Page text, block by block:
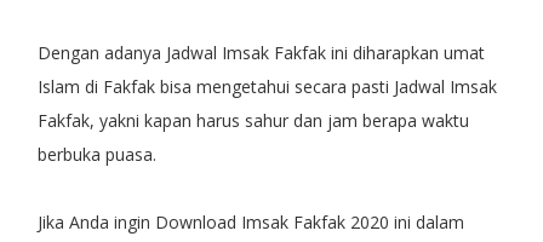
Dengan adanya Jadwal Imsak Fakfak ini diharapkan umat
Islam di Fakfak bisa mengetahui secara pasti Jadwal Imsak
Fakfak, yakni kapan harus sahur dan jam berapa waktu
berbuka puasa.
Jika Anda ingin Download Imsak Fakfak 2020 ini dalam